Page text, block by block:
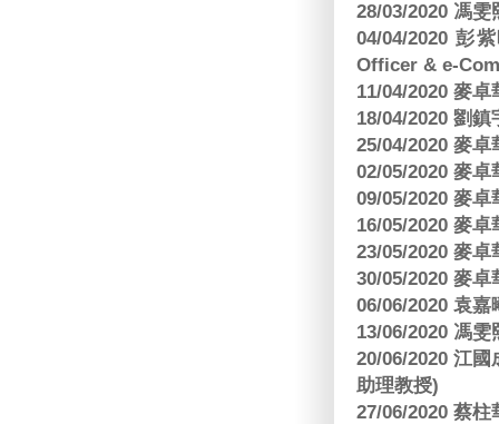
28/03/2020 馮
04/04/2020 彭
Officer & e-
11/04/2020 麥
18/04/2020 劉
25/04/2020 麥
02/05/2020 麥
09/05/2020 麥
16/05/2020 麥
23/05/2020 麥
30/05/2020 麥
06/06/2020 袁
13/06/2020 馮
20/06/2020 江
助理教授)
27/06/2020 蔡